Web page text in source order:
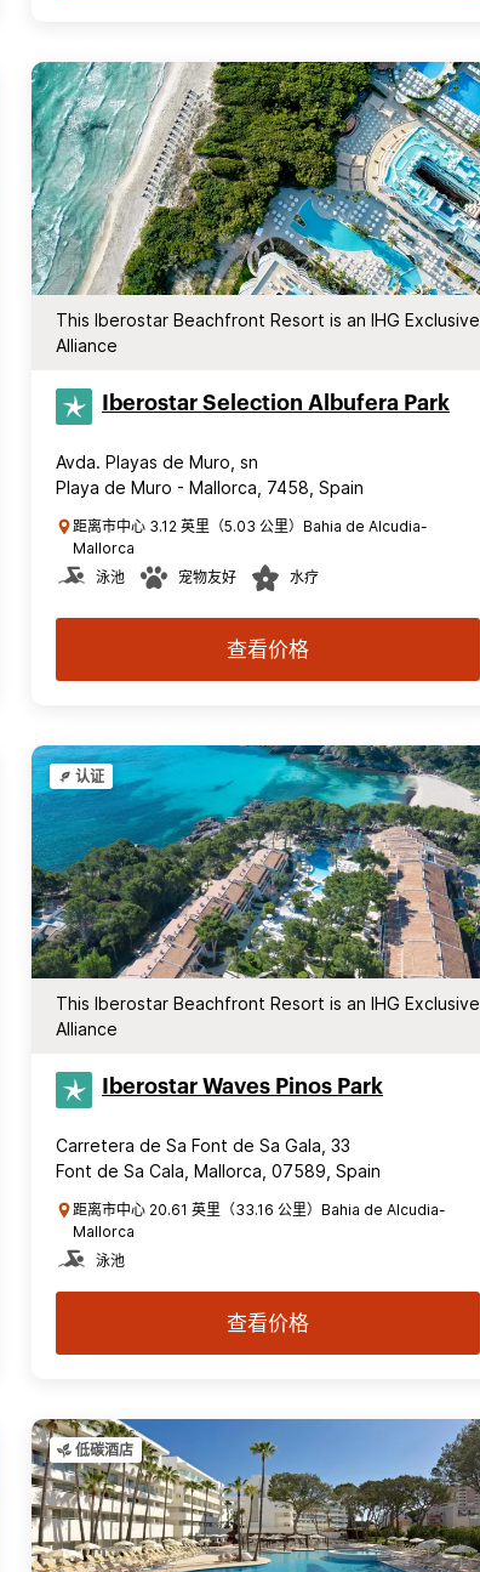
This Iberostar Beachfront Resort is an IHG Exclusive
Alliance
Iberostar Selection​ Albufera Park
Avda. Playas de Muro, sn
Playa de Muro - Mallorca, 7458, Spain
距离市中心 3.12 英里（5.03 公里）Bahia de Alcudia-
Mallorca
泳池
宠物友好 水疗
查看价格
认证
This Iberostar Beachfront Resort is an IHG Exclusive
Alliance
Iberostar Waves Pinos Park
Carretera de Sa Font de Sa Gala, 33
Font de Sa Cala, Mallorca, 07589, Spain
距离市中心 20.61 英里（33.16 公里）Bahia de Alcudia-
Mallorca
泳池
查看价格
低碳酒店